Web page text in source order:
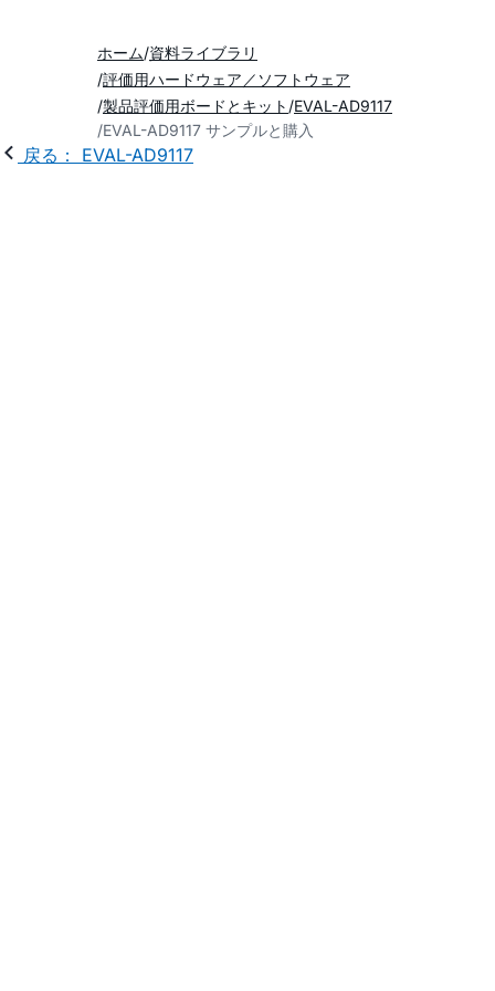
ホーム 資料ライブラリ
評価用ハードウェア／ソフトウェア
製品評価用ボードとキット EVAL-AD9117
EVAL-AD9117 サンプルと購入
戻る： EVAL-AD9117